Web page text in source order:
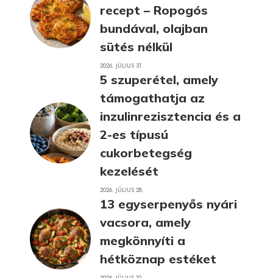
recept – Ropogós
bundával, olajban
sütés nélkül
2026. JÚLIUS 31.
5 szuperétel, amely
támogathatja az
inzulinrezisztencia és a
2-es típusú
cukorbetegség
kezelését
2026. JÚLIUS 28.
13 egyserpenyős nyári
vacsora, amely
megkönnyíti a
hétköznap estéket